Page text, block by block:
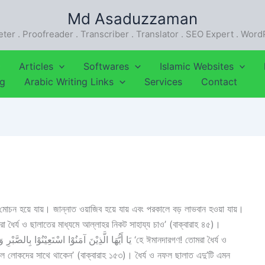
Md Asaduzzaman
. Proofreader . Transcriber . Translator . SEO Expert .
Articles Softwares Islamic Websites
Arabic Writing Links Services Contact
হয়ে যায়। জান্নাত ওয়াজিব হয়ে যায় এবং পরকালে বড় লাভবান হওয়া যায়।
লোকদের সাথে থাকেন’ (বাক্বারাহ ১৫৩)। ধৈর্য ও নফল ছালাত এদু’টি এমন